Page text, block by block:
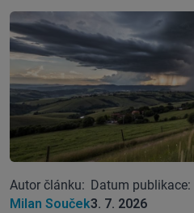
Autor článku:
Milan Souček
Datum publikace:
3. 7. 2026